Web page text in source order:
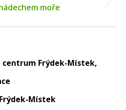
Next
moře
centrum Frýdek-Místek,
Místek